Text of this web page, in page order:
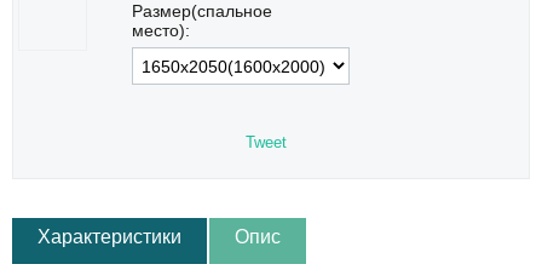
Размер(спальное
место):
Tweet
Характеристики Опис